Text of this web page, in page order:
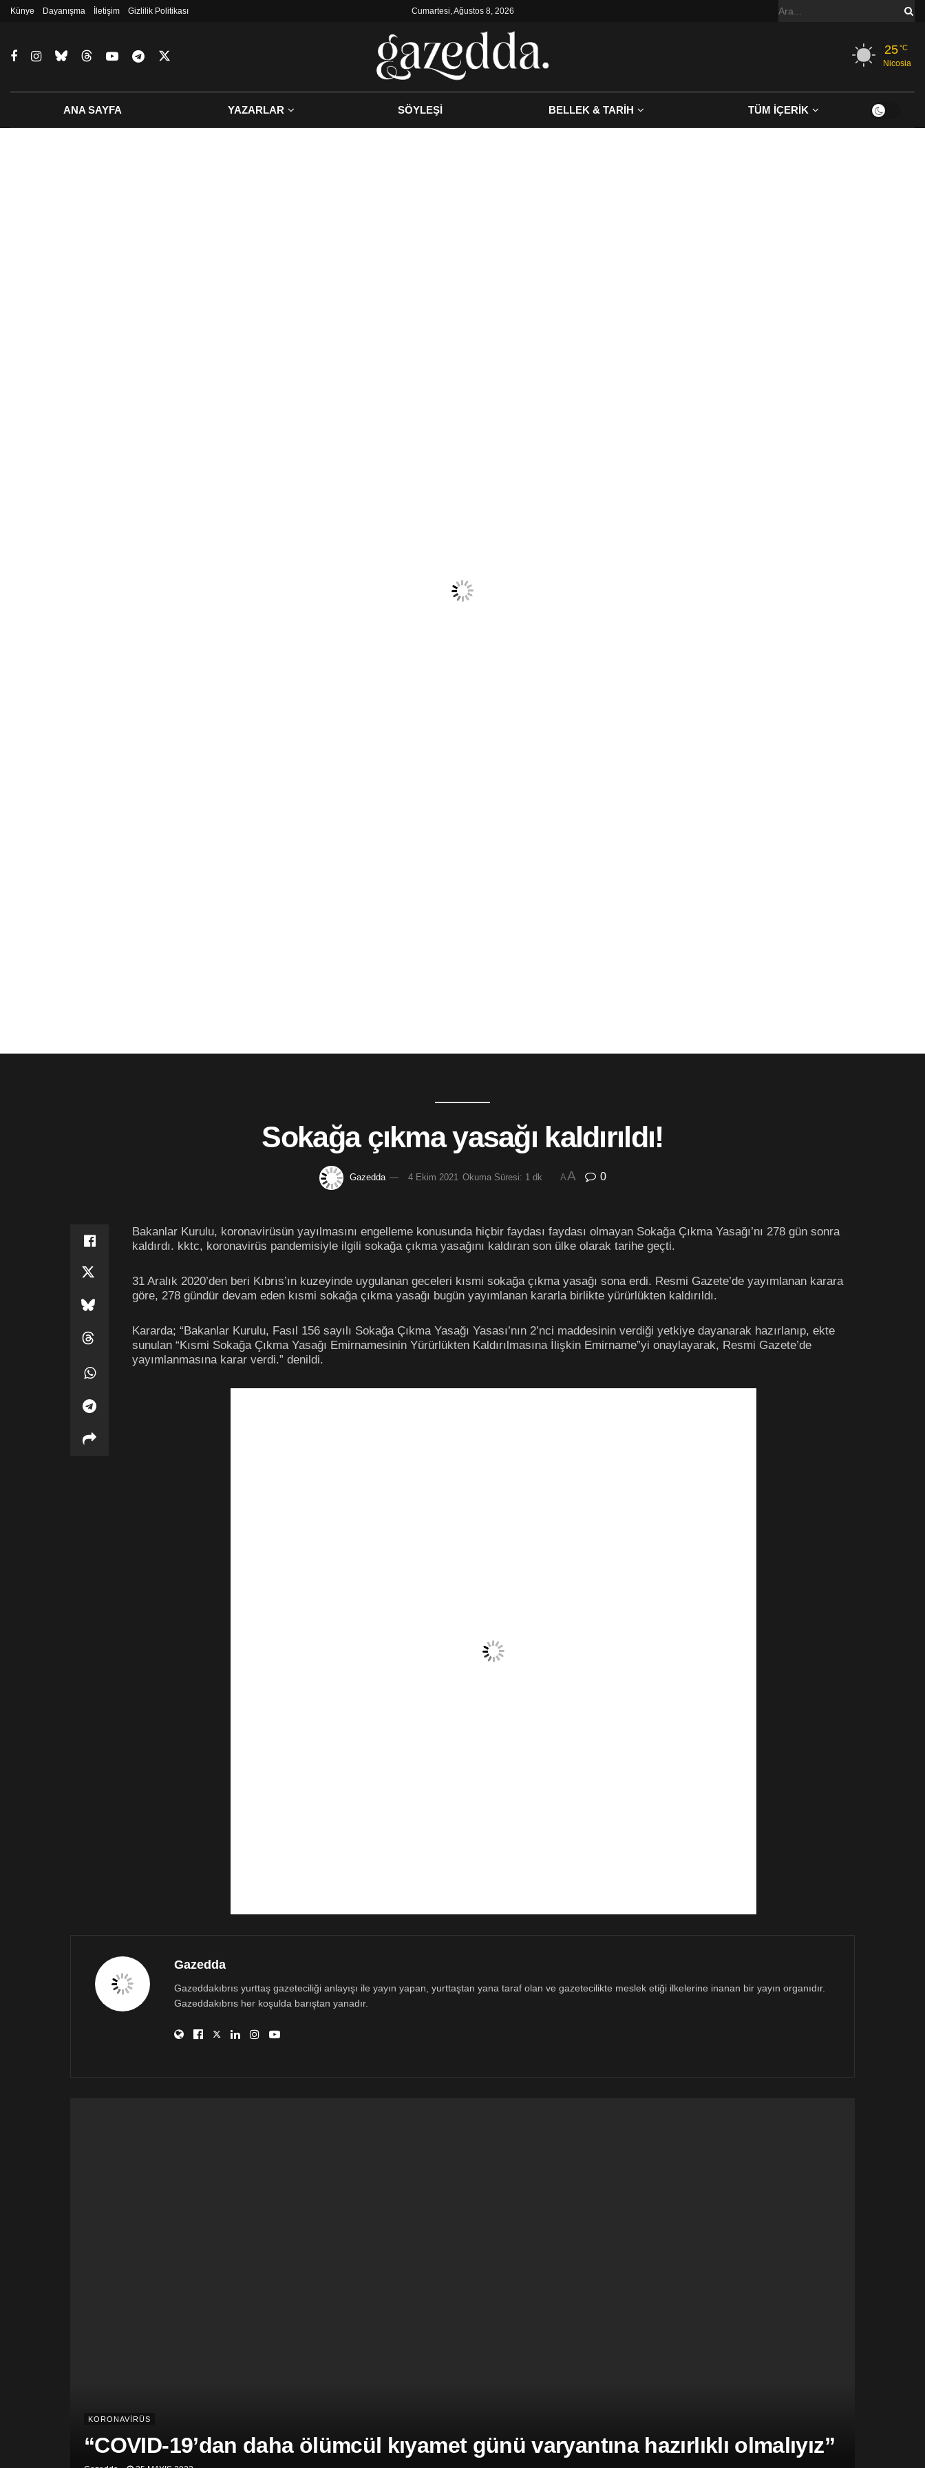
Künye Dayanışma İletişim Gizlilik Politikası Cumartesi, Ağustos 8, 2026
25°C
Nicosia
ANA SAYFA YAZARLAR SÖYLEŞİ BELLEK & TARİH TÜM İÇERİK
Sokağa çıkma yasağı kaldırıldı!
Gazedda 4 Ekim 2021 Okuma Süresi: 1 dk AA 0
Bakanlar Kurulu, koronavirüsün yayılmasını engelleme konusunda hiçbir faydası faydası olmayan Sokağa Çıkma Yasağı’nı 278 gün sonra
kaldırdı. kktc, koronavirüs pandemisiyle ilgili sokağa çıkma yasağını kaldıran son ülke olarak tarihe geçti.
31 Aralık 2020’den beri Kıbrıs’ın kuzeyinde uygulanan geceleri kısmi sokağa çıkma yasağı sona erdi. Resmi Gazete’de yayımlanan karara
göre, 278 gündür devam eden kısmi sokağa çıkma yasağı bugün yayımlanan kararla birlikte yürürlükten kaldırıldı.
Kararda; “Bakanlar Kurulu, Fasıl 156 sayılı Sokağa Çıkma Yasağı Yasası’nın 2’nci maddesinin verdiği yetkiye dayanarak hazırlanıp, ekte
sunulan “Kısmi Sokağa Çıkma Yasağı Emirnamesinin Yürürlükten Kaldırılmasına İlişkin Emirname”yi onaylayarak, Resmi Gazete’de
yayımlanmasına karar verdi.” denildi.
Gazedda
Gazeddakıbrıs yurttaş gazeteciliği anlayışı ile yayın yapan, yurttaştan yana taraf olan ve gazetecilikte meslek etiği ilkelerine inanan bir yayın organıdır.
Gazeddakıbrıs her koşulda barıştan yanadır.
KORONAVİRÜS
“COVID-19’dan daha ölümcül kıyamet günü varyantına hazırlıklı olmalıyız”